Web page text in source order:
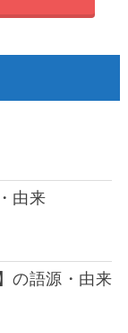
由来
の語源・由来